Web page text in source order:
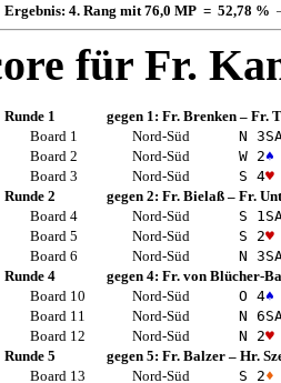
Ergebnis: 4. Rang mit 76,0 MP = 52,78 %
für Fr.
Runde 1 gegen 1: Fr. Brenken – Fr.
Board 1
Nord-Süd N 3
Board 2
Nord-Süd W 2♠
Board 3
Nord-Süd S 4♥
Runde 2
gegen 2: Fr. Bielaß – Fr.
Board 4
Nord-Süd S 1
Board 5
Nord-Süd S 2♥
Board 6
Nord-Süd N 3
Runde 4
gegen 4: Fr. von Blücher-
Board 10
Nord-Süd O 4♠
Board 11
Nord-Süd N 6
Board 12
Nord-Süd N 2♥
Runde 5
gegen 5: Fr. Balzer – Hr.
Board 13
Nord-Süd S 2♦